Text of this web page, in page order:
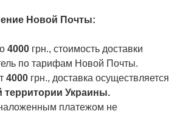
Новой Почты:
4000 грн., стоимость доставки
по тарифам Новой Почты.
4000 грн., доставка осуществляется
территории Украины.
платежом не